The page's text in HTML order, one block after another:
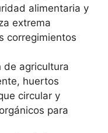
alimentaria y
extrema
corregimientos
de agricultura
huertos
circular y
para